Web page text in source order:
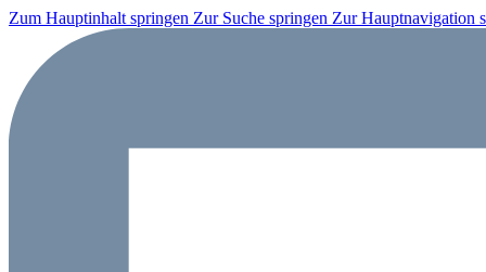
Zum Hauptinhalt springen Zur Suche springen Zur Hauptnavigation